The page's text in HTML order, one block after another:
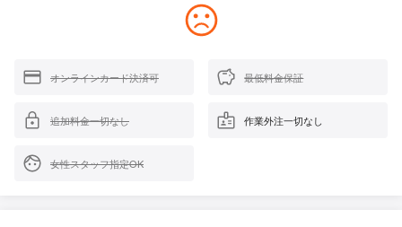
オンラインカード決済可 最低料金保証
追加料金一切なし 作業外注一切なし
女性スタッフ指定OK